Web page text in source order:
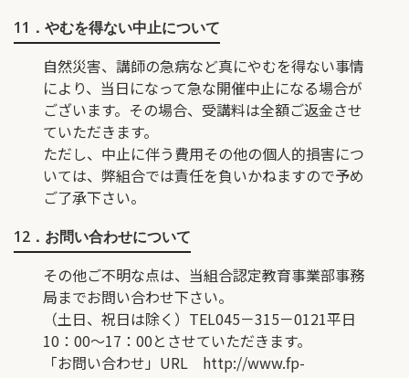
11．やむを得ない中止について
自然災害、講師の急病など真にやむを得ない事情
により、当日になって急な開催中止になる場合が
ございます。その場合、受講料は全額ご返金させ
ていただきます。
ただし、中止に伴う費用その他の個人的損害につ
いては、弊組合では責任を負いかねますので予め
ご了承下さい。
12．お問い合わせについて
その他ご不明な点は、当組合認定教育事業部事務
局までお問い合わせ下さい。
（土日、祝日は除く）TEL045－315－0121平日
10：00〜17：00とさせていただきます。
「お問い合わせ」URL http://www.fp-